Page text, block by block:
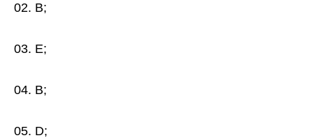
02. B;
03. E;
04. B;
05. D;